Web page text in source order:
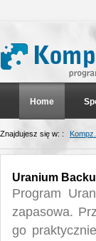
Home
Znajdujesz się w: :
Uranium
Program
zapasowa.
go